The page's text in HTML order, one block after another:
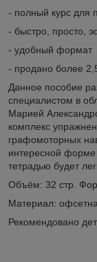
- полный курс для
- быстро, просто,
- удобный формат
- продано более
Данное пособие
специалистом в
Марией
комплекс
графомоторных
интересной форме
тетрадью будет
Объём: 32 стр.
Материал:
Рекомендовано